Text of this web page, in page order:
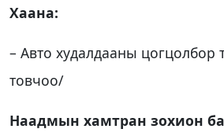
Хаана:
– Авто худалдааны цогцолбор
товчоо/
Наадмын хамтран зохион